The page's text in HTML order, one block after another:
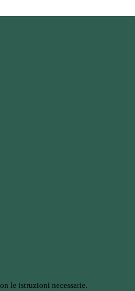
le istruzioni necessarie.